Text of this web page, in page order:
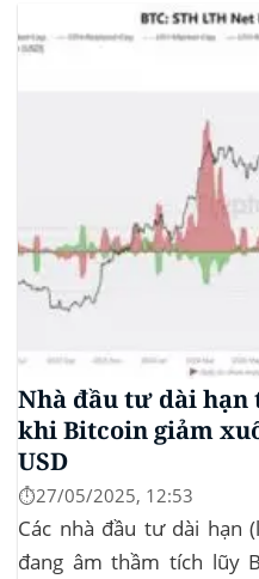
trình xem xét chính thức
Nhà đầu tư dài hạn
khi Bitcoin giảm
USD
⏱️27/05/2025, 12:53
Các nhà đầu tư dài hạn
đang âm thầm tích lũy